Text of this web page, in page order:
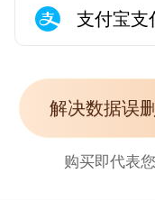
支付宝支
解决数据误
购买即代表